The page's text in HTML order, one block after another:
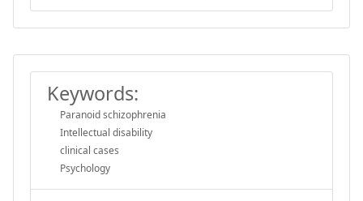
Keywords:
Paranoid schizophrenia
Intellectual disability
clinical cases
Psychology